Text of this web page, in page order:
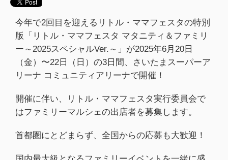
今年で2回目を迎えるリトル・ママフェスタの特別
版「リトル・ママフェスタ マタニティ＆ファミリ
ー～2025スペシャルVer.～」が2025年6月20日
（金）〜22日（日）の3日間、さいたまスーパーア
リーナ コミュニティアリーナで開催！
開催に伴い、リトル・ママフェスタ実行委員会で
はファミリーマルシェの出店者を募集します。
首都圏にとどまらず、全国からの応募も大歓迎！